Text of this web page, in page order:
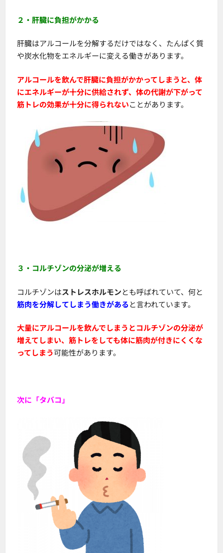
２・肝臓に負担がかかる
肝臓はアルコールを分解するだけではなく、たんぱく質
や炭水化物をエネルギーに変える働きがあります。
アルコールを飲んで肝臓に負担がかかってしまうと、体
にエネルギーが十分に供給されず、体の代謝が下がって
筋トレの効果が十分に得られないことがあります。
３・コルチゾンの分泌が増える
コルチゾンはストレスホルモンとも呼ばれていて、何と
筋肉を分解してしまう働きがあると言われています。
大量にアルコールを飲んでしまうとコルチゾンの分泌が
増えてしまい、筋トレをしても体に筋肉が付きにくくな
ってしまう可能性があります。
次に「タバコ」